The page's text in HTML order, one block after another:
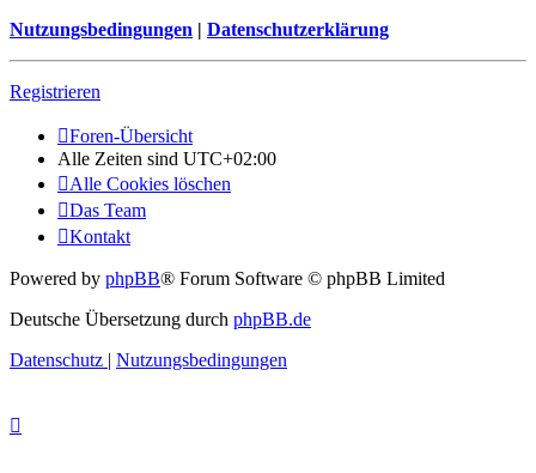
Nutzungsbedingungen | Datenschutzerklärung
Registrieren
Foren-Übersicht
Alle Zeiten sind UTC+02:00
Alle Cookies löschen
Das Team
Kontakt
Powered by phpBB® Forum Software © phpBB Limited
Deutsche Übersetzung durch phpBB.de
Datenschutz | Nutzungsbedingungen